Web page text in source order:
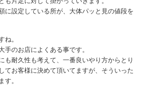
に設定している所が、大体パッと見の値段を
ね。
手のお店によくある事です。
も耐久性も考えて、一番良いやり方からとり
てお客様に決めて頂いてますが、そういった
す。